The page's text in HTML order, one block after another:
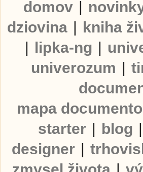
domov |
dziovina | kniha
| lipka-ng |
univerozum |
mapa
starter | blog |
designer |